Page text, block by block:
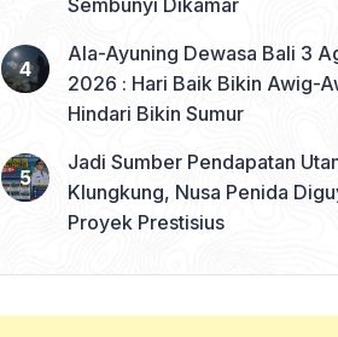
Sembunyi Dikamar
Ala-Ayuning Dewasa Bali 3
2026 : Hari Baik Bikin Awig-
Hindari Bikin Sumur
Jadi Sumber Pendapatan
Klungkung, Nusa Penida
Proyek Prestisius